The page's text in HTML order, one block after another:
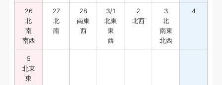
26
北
南
南西
27
北
南
28
南東
西
3/1
北東
東
西
2
北西
3
北
南東
北西
4
5
北東
東